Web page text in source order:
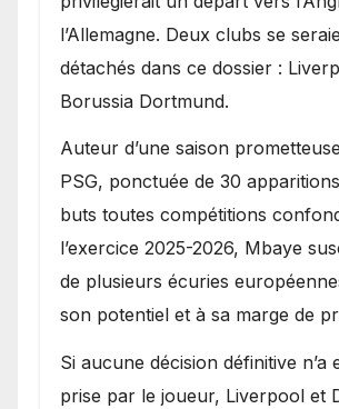
l’Allemagne. Deux clubs se
détachés dans ce dossier :
Borussia Dortmund.
Auteur d’une saison
PSG, ponctuée de 30
buts toutes compétitions
l’exercice 2025-2026, Mbaye
de plusieurs écuries
son potentiel et à sa marge de
Si aucune décision définitive n’a
prise par le joueur, Liverpool et